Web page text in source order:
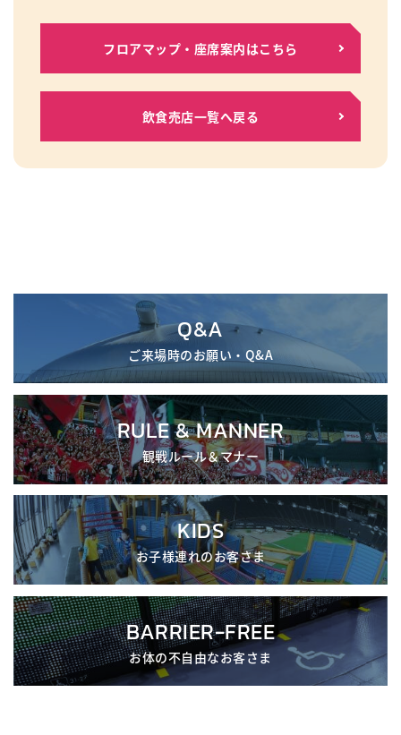
フロアマップ・座席案内はこちら
飲食売店一覧へ戻る
Q&A
ご来場時のお願い・Q&A
RULE & MANNER
観戦ルール＆マナー
KIDS
お子様連れのお客さま
BARRIER-FREE
お体の不自由なお客さま